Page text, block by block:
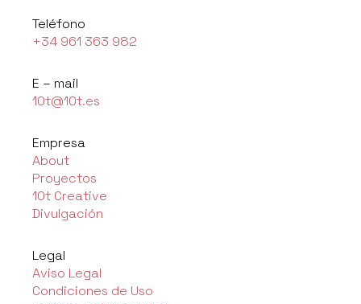
Teléfono
+34 961 363 982
E – mail
10t@10t.es
Empresa
About
Proyectos
10t Creative
Divulgación
Legal
Aviso Legal
Condiciones de Uso